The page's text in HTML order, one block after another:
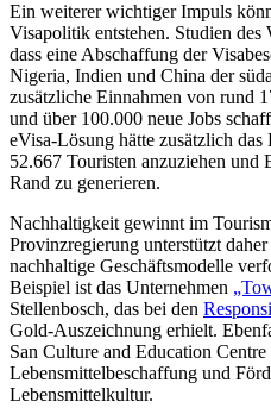
Ein weiterer wichtiger Impuls
Visapolitik entstehen. Studien des
dass eine Abschaffung der
Nigeria, Indien und China der
zusätzliche Einnahmen von rund
und über 100.000 neue Jobs
eVisa-Lösung hätte zusätzlich
52.667 Touristen anzuziehen
Rand zu generieren.
Nachhaltigkeit gewinnt im
Provinzregierung unterstützt
nachhaltige Geschäftsmodelle
Beispiel ist das Unternehmen
Stellenbosch, das bei den
Gold-Auszeichnung erhielt.
San Culture and Education
Lebensmittelbeschaffung und
Lebensmittelkultur.